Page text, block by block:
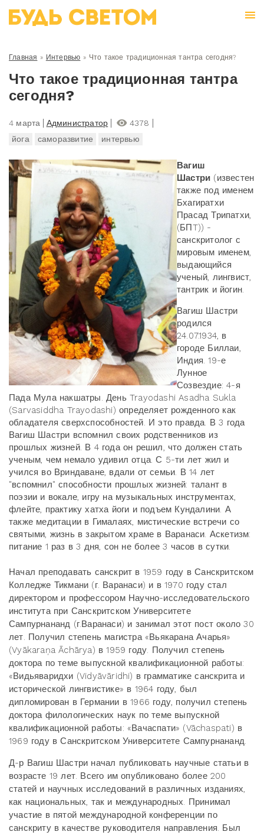
Главная » Интервью » Что такое традиционная тантра сегодня?
Что такое традиционная тантра
сегодня?
4 марта Администратор
4378
йога
саморазвитие интервью
Вагиш
Шастри (известен
также под именем
Бхагиратхи
Прасад Трипатхи,
(БПT)) -
санскритолог с
мировым именем,
выдающийся
ученый, лингвист,
тантрик и йогин.
Вагиш Шастри
родился
24.07.1934, в
городе Биллаи,
Индия. 19-е
Лунное
Созвездие: 4-я
Пада Мула накшатры. День Trayodashi Asadha Sukla
(Sarvasiddha Trayodashi) определяет рожденного как
обладателя сверхспособностей. И это правда. В 3 года
Вагиш Шастри вспомнил своих родственников из
прошлых жизней. В 4 года он решил, что должен стать
ученым, чем немало удивил отца. С 5-ти лет жил и
учился во Вриндаване, вдали от семьи. В 14 лет
"вспомнил" способности прошлых жизней: талант в
поэзии и вокале, игру на музыкальных инструментах,
флейте, практику хатха йоги и подъем Кундалини. А
также медитации в Гималаях, мистические встречи со
святыми, жизнь в закрытом храме в Варанаси. Аскетизм:
питание 1 раз в 3 дня, сон не более 3 часов в сутки.
Начал преподавать санскрит в 1959 году в Санскритском
Колледже Тикмани (г. Варанаси) и в 1970 году стал
директором и профессором Научно-исследовательского
института при Санскритском Университете
Сампурнананд (г.Варанаси) и занимал этот пост около 30
лет. Получил степень магистра «Вьякарана Ачарья»
(Vyākaraņa Āchārya) в 1959 году. Получил степень
доктора по теме выпускной квалификационной работы:
«Видьяваридхи (Vidyāvāridhi) в грамматике санскрита и
исторической лингвистике» в 1964 году, был
дипломирован в Германии в 1966 году, получил степень
доктора филологических наук по теме выпускной
квалификационной работы: «Вачаспати» (Vāchaspati) в
1969 году в Санскритском Университете Сампурнананд.
Д-р Вагиш Шастри начал публиковать научные статьи в
возрасте 19 лет. Всего им опубликовано более 200
статей и научных исследований в различных изданиях,
как национальных, так и международных. Принимал
участие в пятой международной конференции по
санскриту в качестве руководителя направления. Был